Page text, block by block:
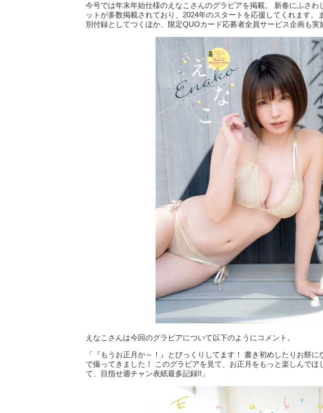
今号では年末年始仕様のえなこさんのグラビアを掲載。 新春にふさわ
ットが多数掲載されており、2024年のスタートを応援してくれます。
別付録としてつくほか、限定QUOカード応募者全員サービス企画も実
えなこさんは今回のグラビアについて以下のようにコメント。
「『もうお正月か～！』とびっくりしてます！ 書き初めしたりお餅
で撮ってきました！ このグラビアを見て、お正月をもっと楽しんでほ
て、目指せ週チャン表紙最多記録!!」